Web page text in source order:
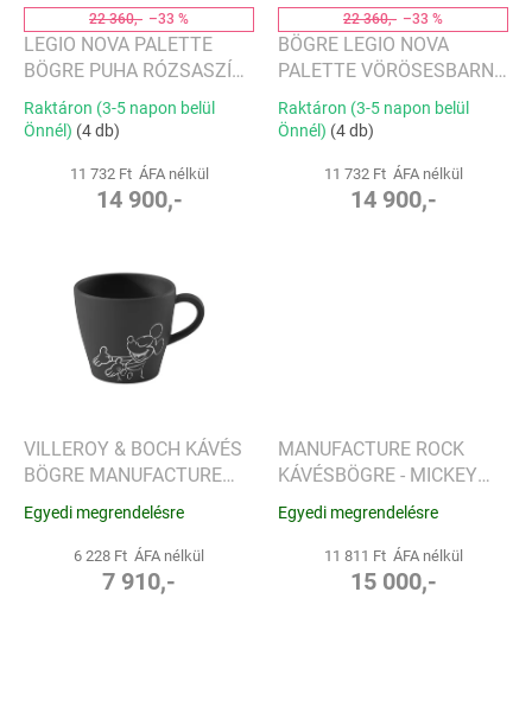
22 360,- –33 %
LEGIO NOVA PALETTE
BÖGRE PUHA RÓZSASZÍN
38 CL 2 DB - EVA SOLO
Raktáron (3-5 napon belül
Önnél) (4 db)
11 732 Ft ÁFA nélkül
14 900,-
22 360,- –33 %
BÖGRE LEGIO NOVA
PALETTE VÖRÖSESBARNA
38 CL 2 DB - EVA SOLO
Raktáron (3-5 napon belül
Önnél) (4 db)
11 732 Ft ÁFA nélkül
14 900,-
VILLEROY & BOCH KÁVÉS
BÖGRE MANUFACTURE
ROCK - MICKEY EGÉR
Egyedi megrendelésre
6 228 Ft ÁFA nélkül
7 910,-
MANUFACTURE ROCK
KÁVÉSBÖGRE - MICKEY
EGÉR, 2 DB VILLEROY &
BOCH
Egyedi megrendelésre
11 811 Ft ÁFA nélkül
15 000,-